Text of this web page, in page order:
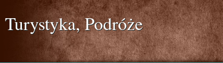
Turystyka, Podróże